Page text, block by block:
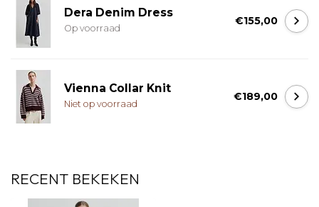
Dera Denim Dress
Op voorraad
€155,00
Vienna Collar Knit
Niet op voorraad
€189,00
RECENT BEKEKEN